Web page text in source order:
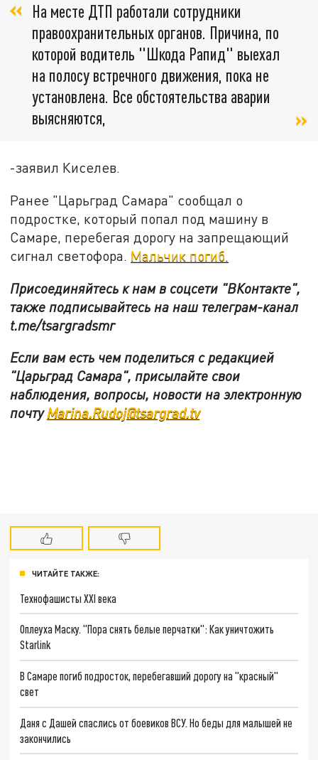
На месте ДТП работали сотрудники
правоохранительных органов. Причина, по
которой водитель "Шкода Рапид" выехал
на полосу встречного движения, пока не
установлена. Все обстоятельства аварии
выясняются,
-заявил Киселев.
Ранее "Царьград Самара" сообщал о
подростке, который попал под машину в
Самаре, перебегая дорогу на запрещающий
сигнал светофора. Мальчик погиб.
Присоединяйтесь к нам в соцсети "ВКонтакте",
также подписывайтесь на наш телеграм-канал
t.me/tsargradsmr
Если вам есть чем поделиться с редакцией
"Царьград Самара", присылайте свои
наблюдения, вопросы, новости на электронную
почтуMarina.Rudoj@tsargrad.tv
ЧИТАЙТЕ ТАКЖЕ:
Технофашисты XXI века
Оплеуха Маску. "Пора снять белые перчатки": Как уничтожить
Starlink
В Самаре погиб подросток, перебегавший дорогу на "красный"
свет
Даня с Дашей спаслись от боевиков ВСУ. Но беды для малышей не
закончились